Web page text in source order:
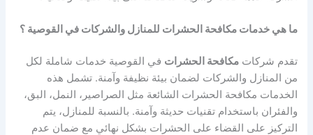
ما هي خدمات مكافحة الحشرات للمنازل والشركات في القوصية ؟
تقدم شركاتمكافحة الحشرات في القوصية خدمات شاملة لكل
من المنازل والشركات لضمان بيئة نظيفة وآمنة. تشمل هذه
الخدمات مكافحة الحشرات الشائعة مثل الصراصير، النمل، البق،
والفئران باستخدام تقنيات حديثة وآمنة. بالنسبة للمنازل، يتم
التركيز على القضاء على الحشرات بشكل نهائي مع ضمان عدم